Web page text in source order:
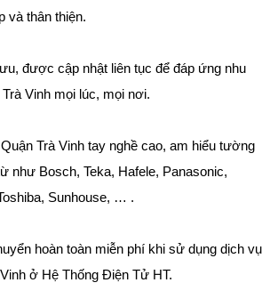
và thân thiện.
được cập nhật liên tục để đáp ứng nhu
Vinh mọi lúc, mọi nơi.
Trà Vinh tay nghề cao, am hiểu tường
như Bosch, Teka, Hafele, Panasonic,
Sunhouse, … .
hoàn toàn miễn phí khi sử dụng dịch vụ
ở Hệ Thống Điện Tử HT.